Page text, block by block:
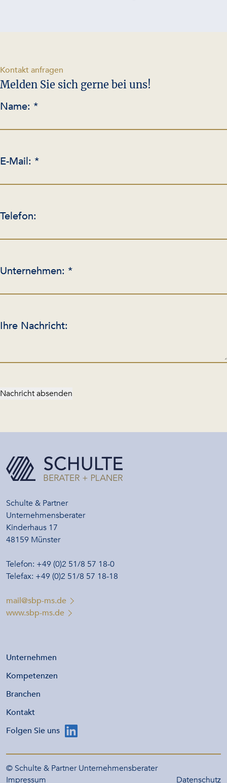
Kontakt anfragen
Melden Sie sich gerne bei uns!
Name: *
E-Mail: *
Telefon:
Unternehmen: *
Ihre Nachricht:
Nachricht absenden
Schulte & Partner
Unternehmensberater
Kinderhaus 17
48159 Münster
Telefon: +49 (0)2 51/8 57 18-0
Telefax: +49 (0)2 51/8 57 18-18
mail@sbp-ms.de
www.sbp-ms.de
Unternehmen
Kompetenzen
Branchen
Kontakt
Folgen Sie uns
© Schulte & Partner Unternehmensberater
Impressum
Datenschutz